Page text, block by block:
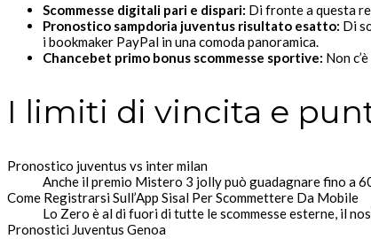
Scommesse digitali pari e dispari: Di fronte a questa
Pronostico sampdoria juventus risultato esatto: Di
i bookmaker PayPal in una comoda panoramica.
Chancebet primo bonus scommesse sportive: Non
I limiti di vincita e
Pronostico juventus vs inter milan
Anche il premio Mistero 3 jolly può guadagnare fino a
Come Registrarsi Sull’App Sisal Per Scommettere Da Mobile
Lo Zero è al di fuori di tutte le scommesse esterne, il
Pronostici Juventus Genoa